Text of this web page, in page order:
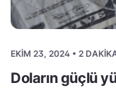
EKIM 23, 2024 • 2
Doların güçlü